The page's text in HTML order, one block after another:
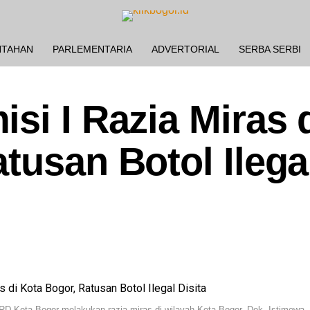
PARLEMENTARIA ADVERTORIAL SERBA SERBI
I Razia Miras
Botol